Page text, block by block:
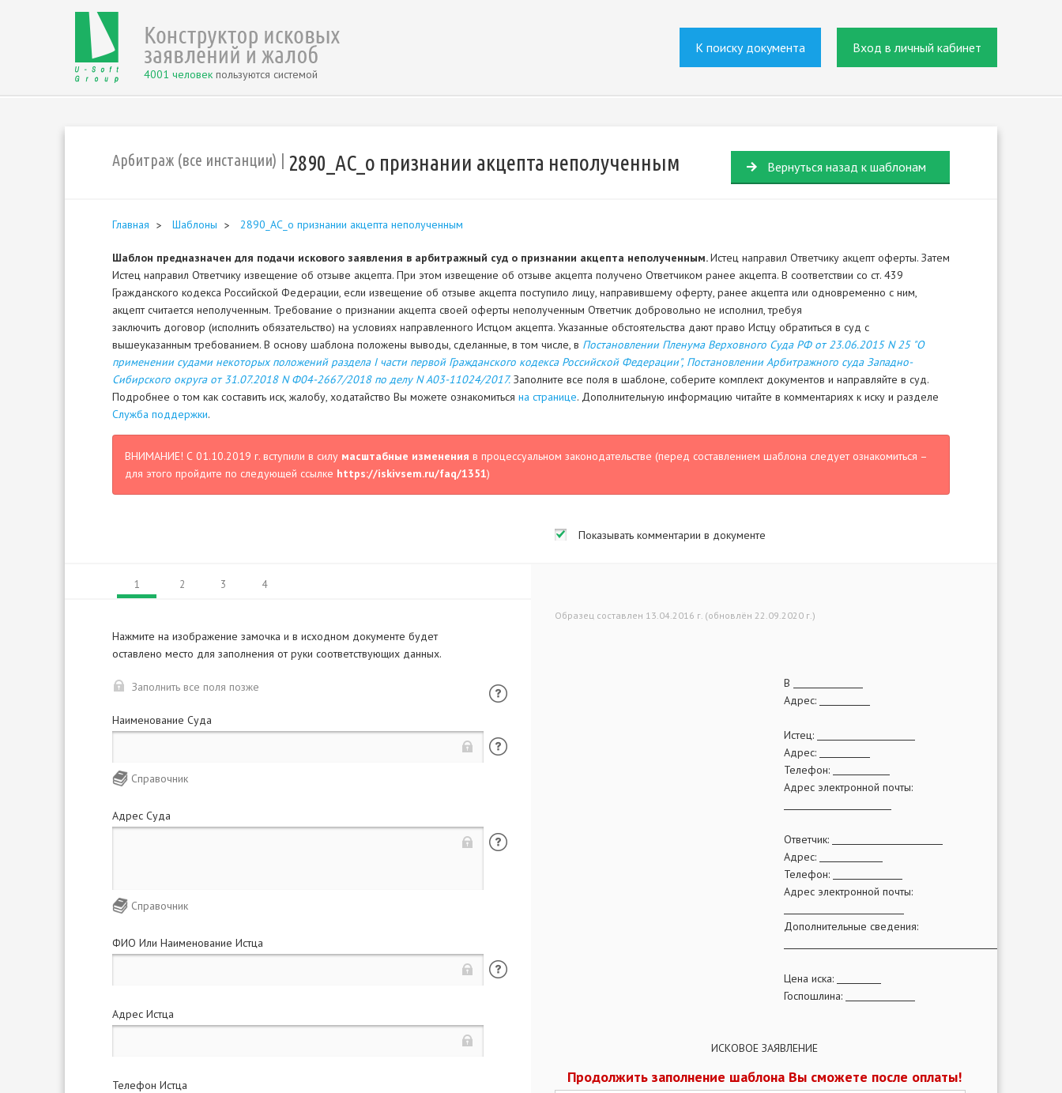
4001 человек пользуются системой
К поиску документа Вход в личный кабинет
Вернуться назад к шаблонам
Арбитраж (все инстанции) 2890_АС_о признании акцепта неполученным
Главная Шаблоны 2890_АС_о признании акцепта неполученным
Шаблон предназначен для подачи искового заявления в арбитражный суд о признании акцепта неполученным.Истец направил Ответчику акцепт оферты. Затем
Истец направил Ответчику извещение об отзыве акцепта. При этом извещение об отзыве акцепта получено Ответчиком ранее акцепта. В соответствии со ст. 439
Гражданского кодекса Российской Федерации, если извещение об отзыве акцепта поступило лицу, направившему оферту, ранее акцепта или одновременно с ним,
акцепт считается неполученным. Требование о признании акцепта своей оферты неполученным Ответчик добровольно не исполнил, требуя
заключить договор (исполнить обязательство) на условиях направленного Истцом акцепта. Указанные обстоятельства дают право Истцу обратиться в суд с
вышеуказанным требованием. В основу шаблона положены выводы, сделанные, в том числе, в Постановлении Пленума Верховного Суда РФ от 23.06.2015 N 25 "О
применении судами некоторых положений раздела I части первой Гражданского кодекса Российской Федерации", Постановлении Арбитражного суда Западно-
Сибирского округа от 31.07.2018 N Ф04-2667/2018 по делу N А03-11024/2017. Заполните все поля в шаблоне, соберите комплект документов и направляйте в суд.
Подробнее о том как составить иск, жалобу, ходатайство Вы можете ознакомиться на странице. Дополнительную информацию читайте в комментариях к иску и разделе
Служба поддержки.
ВНИМАНИЕ! С 01.10.2019 г. вступили в силу масштабные изменения в процессуальном законодательстве (перед составлением шаблона следует ознакомиться –
для этого пройдите по следующей ссылке https://iskivsem.ru/faq/1351)
Показывать комментарии в документе
1 2 3 4
Нажмите на изображение замочка и в исходном документе будет
оставлено место для заполнения от руки соответствующих данных.
Заполнить все поля позже
Наименование Суда
Справочник
Адрес Суда
Справочник
ФИО Или Наименование Истца
Адрес Истца
Телефон Истца
Образец составлен 13.04.2016 г. (обновлён 22.09.2020 г.)
В
Адрес:
Истец:
Адрес:
Телефон:
Адрес электронной почты:
Ответчик:
Адрес:
Телефон:
Адрес электронной почты:
Дополнительные сведения:
Цена иска:
Госпошлина:
ИСКОВОЕ ЗАЯВЛЕНИЕ
Продолжить заполнение шаблона Вы сможете после оплаты!